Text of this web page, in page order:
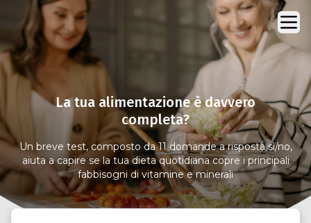
La tua alimentazione è davvero
completa?
Un breve test, composto da 11 domande a risposta sì/no,
aiuta a capire se la tua dieta quotidiana copre i principali
fabbisogni di vitamine e minerali